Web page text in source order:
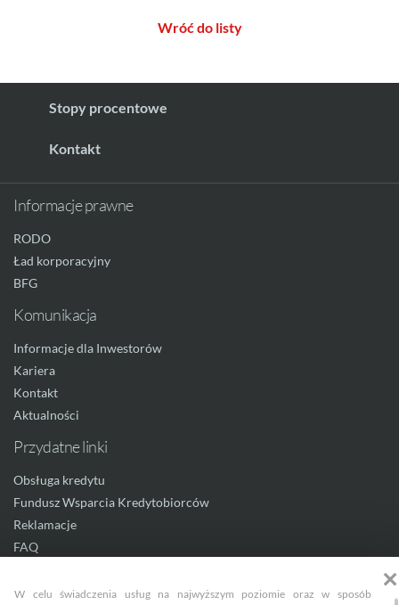
Wróć do listy
Stopy procentowe
Kontakt
Informacje prawne
RODO
Ład korporacyjny
BFG
Komunikacja
Informacje dla Inwestorów
Kariera
Kontakt
Aktualności
Przydatne linki
Obsługa kredytu
Fundusz Wsparcia Kredytobiorców
Reklamacje
FAQ
W celu świadczenia usług na najwyższym poziomie oraz w sposób